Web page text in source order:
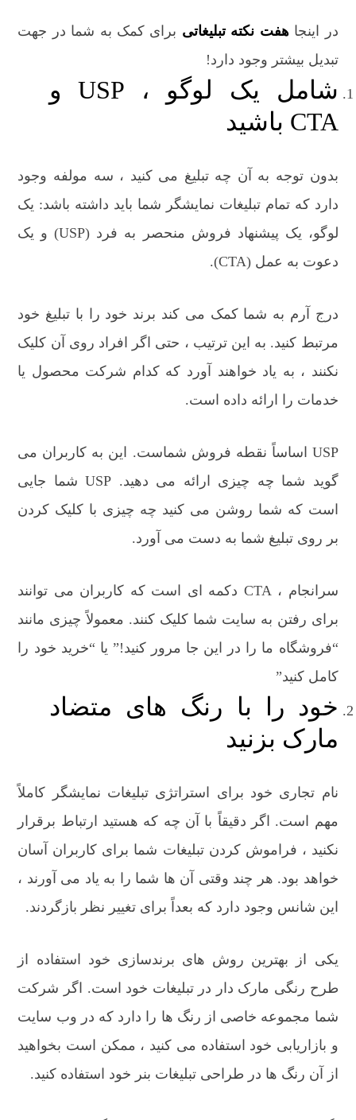
در اینجاهفت نکته تبلیغاتی برای کمک به شما در جهت
تبدیل بیشتر وجود دارد!
شامل یک لوگو ، USP و
CTA باشید
بدون توجه به آن چه تبلیغ می کنید ، سه مولفه وجود
دارد که تمام تبلیغات نمایشگر شما باید داشته باشد: یک
لوگو، یک پیشنهاد فروش منحصر به فرد (USP) و یک
دعوت به عمل (CTA).
درج آرم به شما کمک می کند برند خود را با تبلیغ خود
مرتبط کنید. به این ترتیب ، حتی اگر افراد روی آن کلیک
نکنند ، به یاد خواهند آورد که کدام شرکت محصول یا
خدمات را ارائه داده است.
USP اساساً نقطه فروش شماست. این به کاربران می
گوید شما چه چیزی ارائه می دهید. USP شما جایی
است که شما روشن می کنید چه چیزی با کلیک کردن
بر روی تبلیغ شما به دست می آورد.
سرانجام ، CTA دکمه ای است که کاربران می توانند
برای رفتن به سایت شما کلیک کنند. معمولاً چیزی مانند
“فروشگاه ما را در این جا مرور کنید!” یا “خرید خود را
کامل کنید”
خود را با رنگ های متضاد
مارک بزنید
نام تجاری خود برای استراتژی تبلیغات نمایشگر کاملاً
مهم است. اگر دقیقاً با آن چه که هستید ارتباط برقرار
نکنید ، فراموش کردن تبلیغات شما برای کاربران آسان
خواهد بود. هر چند وقتی آن ها شما را به یاد می آورند ،
این شانس وجود دارد که بعداً برای تغییر نظر بازگردند.
یکی از بهترین روش های برندسازی خود استفاده از
طرح رنگی مارک دار در تبلیغات خود است. اگر شرکت
شما مجموعه خاصی از رنگ ها را دارد که در وب سایت
و بازاریابی خود استفاده می کنید ، ممکن است بخواهید
از آن رنگ ها در طراحی تبلیغات بنر خود استفاده کنید.